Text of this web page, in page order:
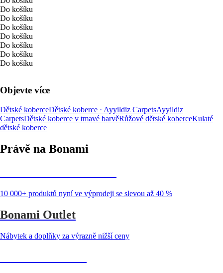
Do košíku
Do košíku
Do košíku
Do košíku
Do košíku
Do košíku
Do košíku
Objevte více
Dětské koberceDětské koberce · Ayyildiz CarpetsAyyildiz
CarpetsDětské koberce v tmavé barvěRůžové dětské koberceKulaté
dětské koberce
Právě na Bonami
10 000+ produktů nyní ve výprodeji se slevou až 40 %
Bonami Outlet
Nábytek a doplňky za výrazně nižší ceny